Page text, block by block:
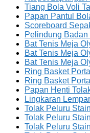
Tiang Bola Voli
Papan Pantul
Scoreboard
Pelindung
Bat Tenis Meja
Bat Tenis Meja
Bat Tenis Meja
Ring Basket
Ring Basket
Papan Henti
Lingkaran
Tolak Peluru
Tolak Peluru
Tolak Peluru